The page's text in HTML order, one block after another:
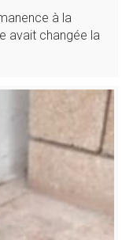
à la
avait changée la